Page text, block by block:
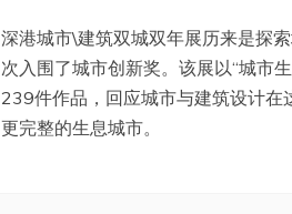
深港城市\建筑双城双年展历来是探
次入围了城市创新奖。该展以“城市
239件作品，回应城市与建筑设计在
更完整的生息城市。